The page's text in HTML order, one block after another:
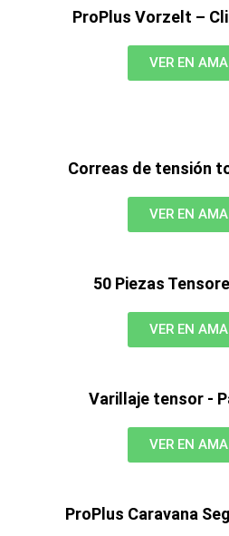
ProPlus Vorzelt –
VER EN
Correas de tensión
VER EN
50 Piezas
VER EN
Varillaje tensor -
VER EN
ProPlus Caravana